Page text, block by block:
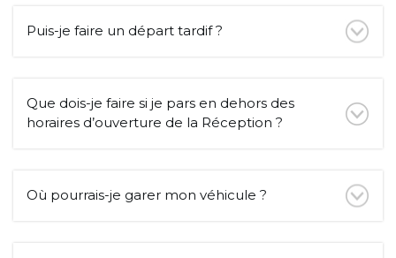
Puis-je faire un départ tardif ?
Que dois-je faire si je pars en dehors des
horaires d’ouverture de la Réception ?
Où pourrais-je garer mon véhicule ?